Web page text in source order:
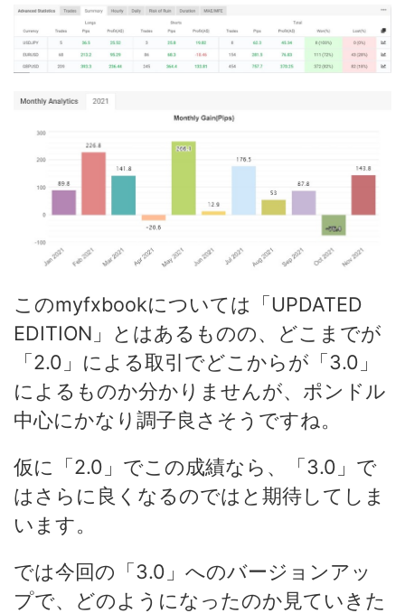
このmyfxbookについては「UPDATED
EDITION」とはあるものの、どこまでが
「2.0」による取引でどこからが「3.0」
によるものか分かりませんが、ポンドル
中心にかなり調子良さそうですね。
仮に「2.0」でこの成績なら、「3.0」で
はさらに良くなるのではと期待してしま
います。
では今回の「3.0」へのバージョンアッ
プで、どのようになったのか見ていきた